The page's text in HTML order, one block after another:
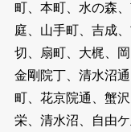
町、本町、水の森
庭、山手町、吉成
切、扇町、大梶、
金剛院丁、清水沼
町、花京院通、蟹
栄、清水沼、自由